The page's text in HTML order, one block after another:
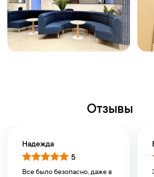
Отзывы
Надежда
5
Все было безопасно, даже в